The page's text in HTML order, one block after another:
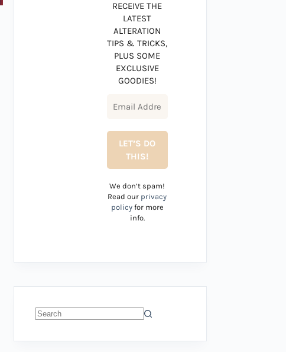
RECEIVE THE
LATEST
ALTERATION
TIPS & TRICKS,
PLUS SOME
EXCLUSIVE
GOODIES!
We don’t spam!
Read our privacy
policyfor more
info.